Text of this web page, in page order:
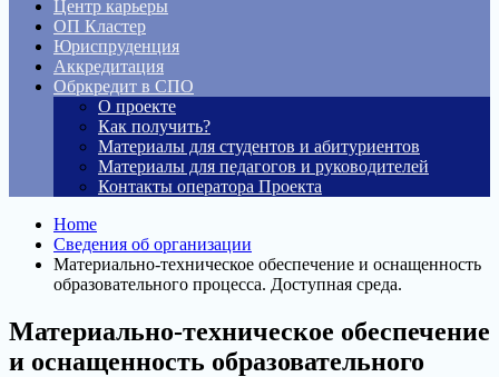
Центр карьеры
ОП Кластер
Юриспруденция
Аккредитация
Обркредит в СПО
О проекте
Как получить?
Материалы для студентов и абитуриентов
Материалы для педагогов и руководителей
Контакты оператора Проекта
Home
Сведения об организации
Материально-техническое обеспечение и оснащенность
образовательного процесса. Доступная среда.
Материально-техническое обеспечение
и оснащенность образовательного